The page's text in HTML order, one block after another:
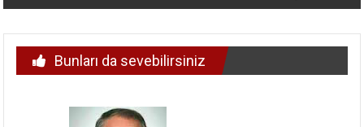
Bunları da sevebilirsiniz